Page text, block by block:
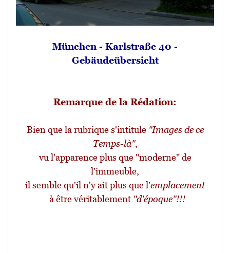
München - Karlstraße 40 -
Gebäudeübersicht
Remarque de la Rédation:
Bien que la rubrique s'intitule "Images de ce
Temps-là",
vu l'apparence plus que "moderne" de
l'immeuble,
il semble qu'il n'y ait plus que l'emplacement
à être véritablement "d'époque"!!!